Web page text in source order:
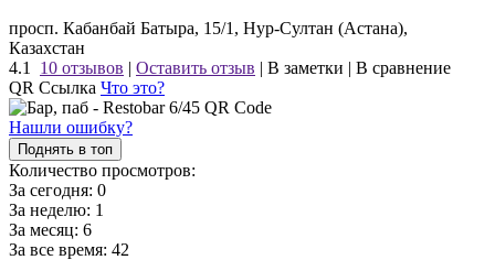
просп. Кабанбай Батыра, 15/1, Нур-Султан (Астана),
Казахстан
4.1
10 отзывов | Оставить отзыв | В заметки | В сравнение
QR Ссылка Что это?
Нашли ошибку?
Поднять в топ
Количество просмотров:
За сегодня: 0
За неделю: 1
За месяц: 6
За все время: 42